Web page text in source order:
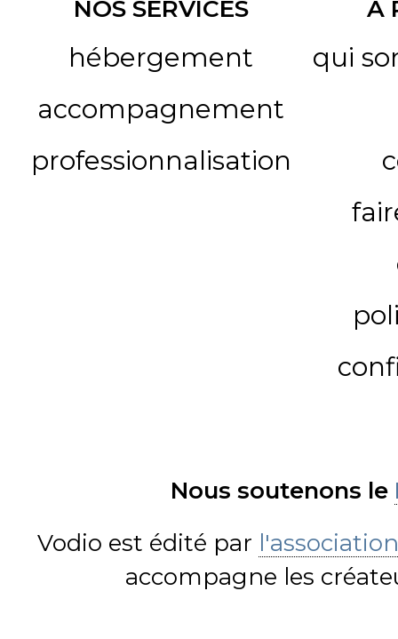
NOS SERVICES
hébergement
accompagnement
professionnalisation
A
qui